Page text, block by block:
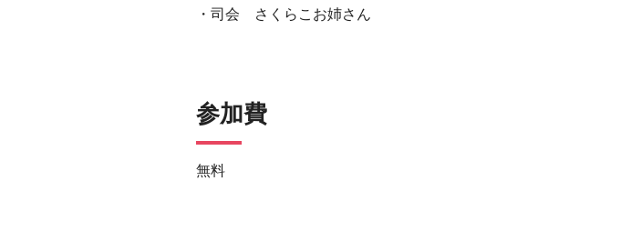
・司会 さくらこお姉さん
参加費
無料